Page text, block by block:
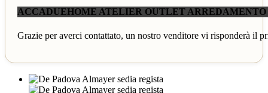
ACCADUEHOME ATELIER OUTLET ARREDAMENTO
Grazie per averci contattato, un nostro venditore vi risponderà il